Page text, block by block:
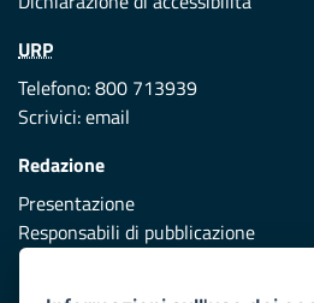
URP
Telefono: 800 713939
Scrivici:email
Redazione
Presentazione
Responsabili di pubblicazione